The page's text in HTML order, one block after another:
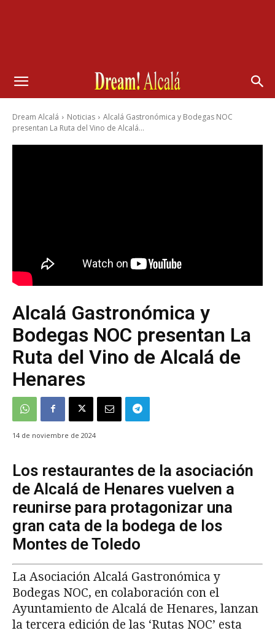
Dream Alcalá Noticias
Alcalá Gastronómica y Bodegas NOC
presentan La Ruta del Vino de Alcalá...
Alcalá Gastronómica y
Bodegas NOC presentan La
Ruta del Vino de Alcalá de
Henares
14 de noviembre de 2024
Los restaurantes de la asociación
de Alcalá de Henares vuelven a
reunirse para protagonizar una
gran cata de la bodega de los
Montes de Toledo
La Asociación Alcalá Gastronómica y
Bodegas NOC, en colaboración con el
Ayuntamiento de Alcalá de Henares, lanzan
la tercera edición de las ‘Rutas NOC’ esta